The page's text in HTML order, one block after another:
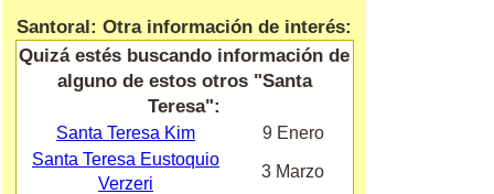
Santoral: Otra información de interés:
Quizá estés buscando información de
alguno de estos otros "Santa
Teresa":
Santa Teresa Kim
9 Enero
Santa Teresa Eustoquio
Verzeri
3 Marzo